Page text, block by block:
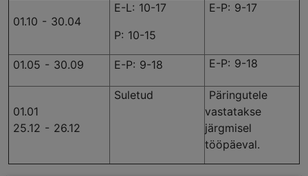
01.10 - 30.04
E-L: 10-17
P: 10-15
E-P: 9-17
01.05 - 30.09 E-P: 9-18 E-P: 9-18
01.01
25.12 - 26.12
Suletud
Päringutele
vastatakse
järgmisel
tööpäeval.